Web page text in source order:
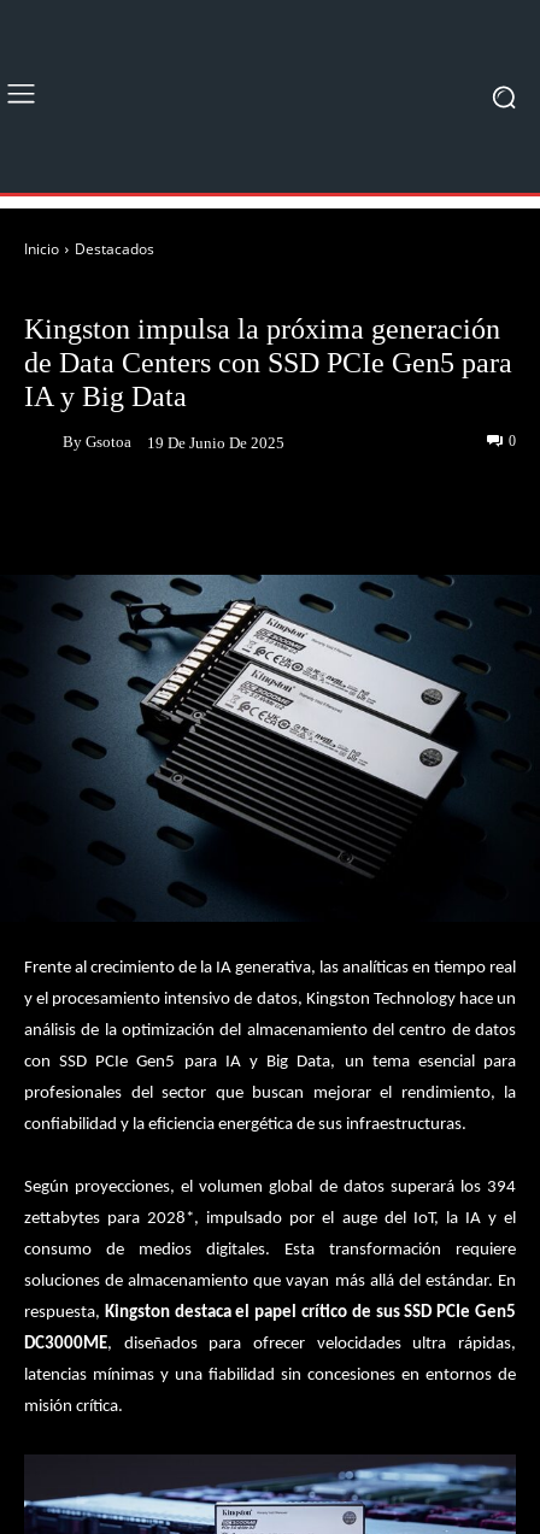
Inicio Destacados
Kingston impulsa la próxima generación
de Data Centers con SSD PCIe Gen5 para
IA y Big Data
By Gsotoa 19 De Junio De 2025 0
Frente al crecimiento de la IA generativa, las analíticas en tiempo real
y el procesamiento intensivo de datos, Kingston Technology hace un
análisis de la optimización del almacenamiento del centro de datos
con SSD PCIe Gen5 para IA y Big Data, un tema esencial para
profesionales del sector que buscan mejorar el rendimiento, la
confiabilidad y la eficiencia energética de sus infraestructuras.
Según proyecciones, el volumen global de datos superará los 394
zettabytes para 2028*, impulsado por el auge del IoT, la IA y el
consumo de medios digitales. Esta transformación requiere
soluciones de almacenamiento que vayan más allá del estándar. En
respuesta, Kingston destaca el papel crítico de sus SSD PCIe Gen5
DC3000ME, diseñados para ofrecer velocidades ultra rápidas,
latencias mínimas y una fiabilidad sin concesiones en entornos de
misión crítica.